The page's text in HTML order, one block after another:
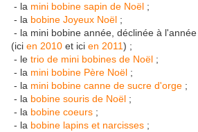
- la mini bobine sapin de Noël ;
- la bobine Joyeux Noël ;
- la mini bobine année, déclinée à
(ici en 2010 et ici en 2011) ;
- le trio de mini bobines de Noël ;
- la mini bobine Père Noël ;
- la mini bobine canne de sucre d'orge ;
- la bobine souris de Noël ;
- la bobine coeurs ;
- la bobine lapins et narcisses ;